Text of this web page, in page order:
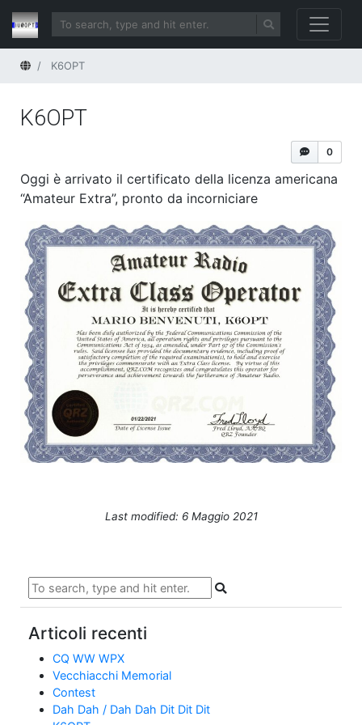
HomeK6OPT
K6OPT
0
Oggi è arrivato il certificato della licenza americana
“Amateur Extra”, pronto da incorniciare
Last modified: 6 Maggio 2021
Articoli recenti
CQ WW WPX
Vecchiacchi Memorial
Contest
Dah Dah / Dah Dah Dit Dit Dit